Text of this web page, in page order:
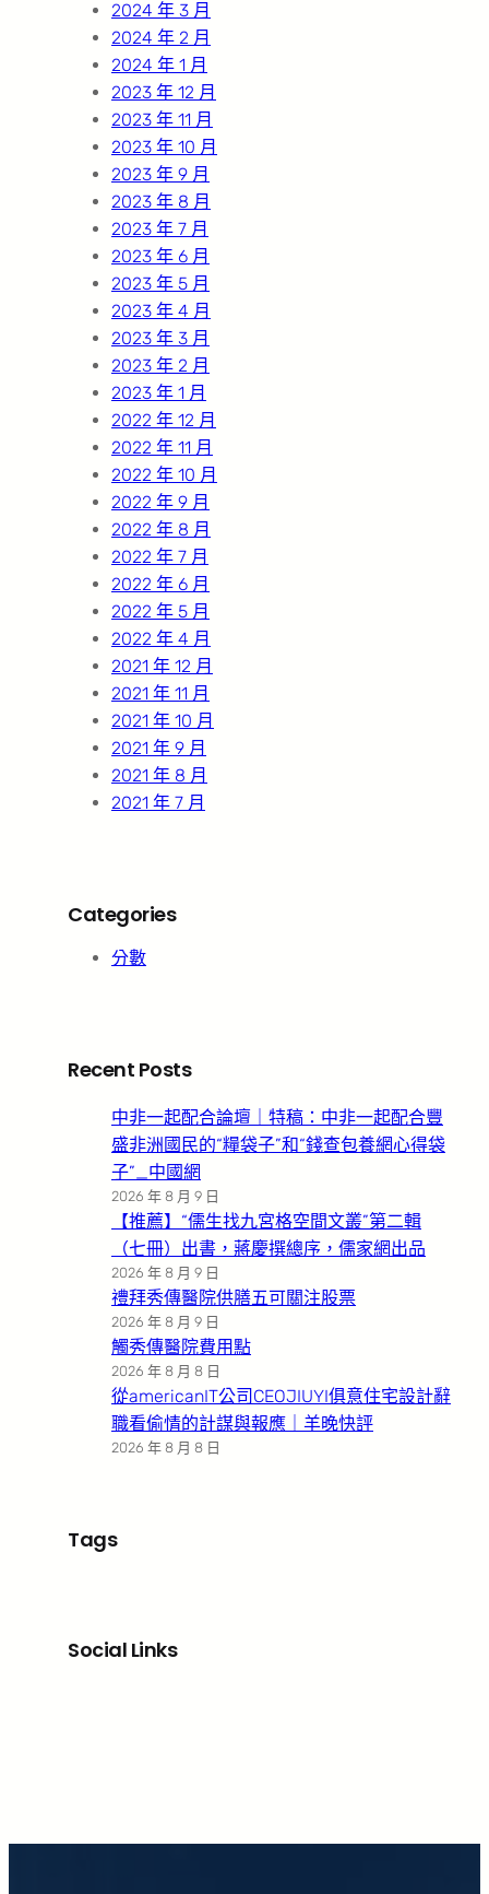
2024 年 3 月
2024 年 2 月
2024 年 1 月
2023 年 12 月
2023 年 11 月
2023 年 10 月
2023 年 9 月
2023 年 8 月
2023 年 7 月
2023 年 6 月
2023 年 5 月
2023 年 4 月
2023 年 3 月
2023 年 2 月
2023 年 1 月
2022 年 12 月
2022 年 11 月
2022 年 10 月
2022 年 9 月
2022 年 8 月
2022 年 7 月
2022 年 6 月
2022 年 5 月
2022 年 4 月
2021 年 12 月
2021 年 11 月
2021 年 10 月
2021 年 9 月
2021 年 8 月
2021 年 7 月
Categories
分數
Recent Posts
中非一起配合論壇｜特稿：中非一起配合豐
盛非洲國民的“糧袋子”和“錢查包養網心得袋
子”_中國網
2026 年 8 月 9 日
【推薦】“儒生找九宮格空間文叢”第二輯
（七冊）出書，蔣慶撰總序，儒家網出品
2026 年 8 月 9 日
禮拜秀傳醫院供膳五可關注股票
2026 年 8 月 9 日
觸秀傳醫院費用點
2026 年 8 月 8 日
從americanIT公司CEOJIUYI俱意住宅設計辭
職看偷情的計謀與報應｜羊晚快評
2026 年 8 月 8 日
Tags
Social Links